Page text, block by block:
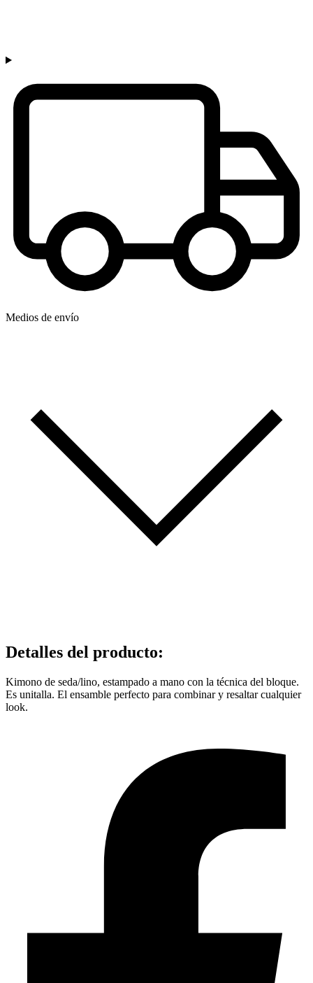
Medios de envío
Detalles del producto:
Kimono de seda/lino, estampado a mano con la técnica del bloque.
Es unitalla. El ensamble perfecto para combinar y resaltar cualquier
look.